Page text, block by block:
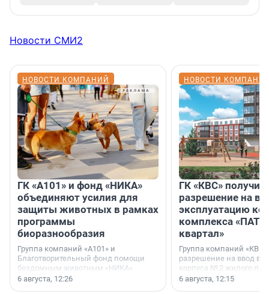
Новости СМИ2
НОВОСТИ КОМПАНИЙ
ГК «А101» и фонд «НИКА»
объединяют усилия для
защиты животных в рамках
программы
биоразнообразия
Группа компаний «А101» и
Благотворительный фонд помощи
бездомным животным «НИКА»
заключили соглашение о
6 августа, 12:26
НОВОСТИ
ГК «КВС»
разрешение на
эксплуатацию
комплекса
квартал»
Группа компаний
разрешение на ввод в
корпуса № 2 жилого
Уютный квартал»,
6 августа, 12:15